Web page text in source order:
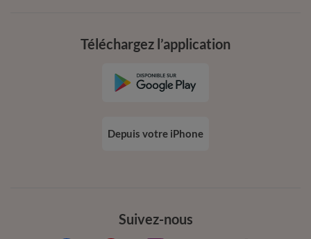
Suivez-nous
Téléchargez l’application
Depuis votre iPhone